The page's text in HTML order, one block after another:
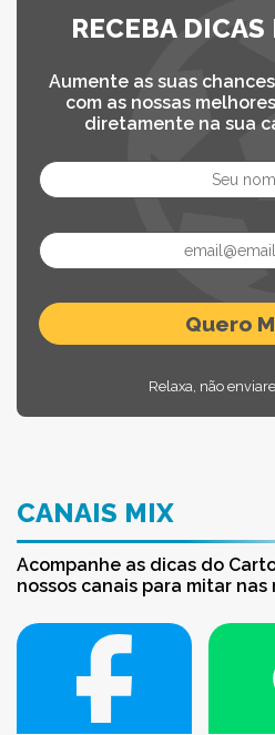
RECEBA
Aumente as suas
com as nossas
diretamente na sua
Relaxa, não
CANAIS MIX
Acompanhe as dicas do
nossos canais para mitar nas